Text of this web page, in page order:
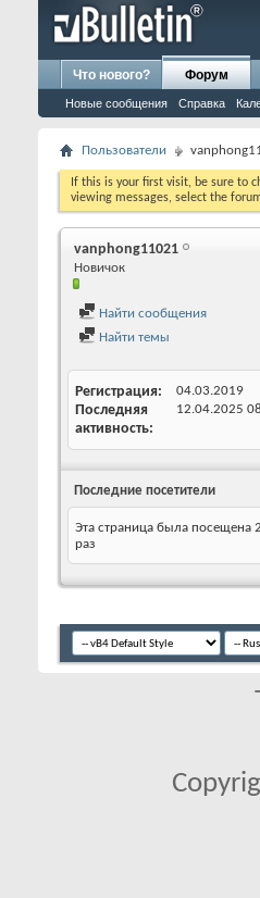
Что нового? Форум
Новые сообщения Справка
Пользователи
If this is your first visit, be sure to
viewing messages, select the
vanphong11021
Новичок
Найти сообщения
Найти темы
Регистрация 04.03.2019
Последняя
активность
12.04.2025
Последние посетители
Эта страница была посещена
раз